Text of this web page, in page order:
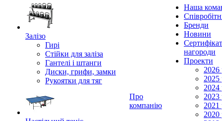
Залізо
Гирі
Стійки для заліза
Гантелі і штанги
Диски, грифи, замки
Рукоятки для тяг
Про
компанію
Наша
Бренди
Новини
нагороди
Проекти
2026
2025
2024
2023
2021
2020